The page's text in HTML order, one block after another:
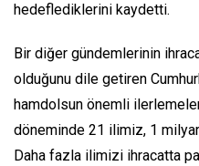
hedeflediklerini kaydetti.
Bir diğer gündemlerinin
olduğunu dile getiren
hamdolsun önemli
döneminde 21 ilimiz, 1
Daha fazla ilimizi ihracatta